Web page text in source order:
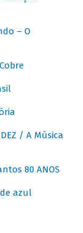
– O
/ A Música
80 ANOS
de azul